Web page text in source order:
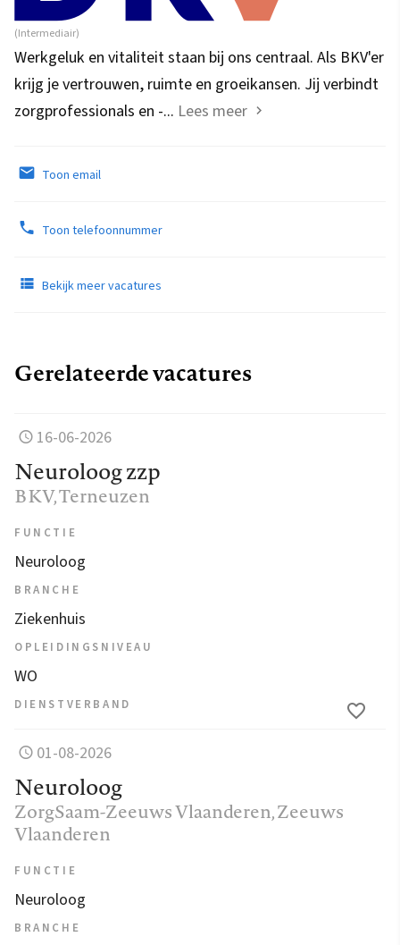
(Intermediair)
Werkgeluk en vitaliteit staan bij ons centraal. Als BKV'er
krijg je vertrouwen, ruimte en groeikansen. Jij verbindt
zorgprofessionals en -... Lees meer
Toon email
Toon telefoonnummer
Bekijk meer vacatures
Gerelateerde vacatures
16-06-2026
Neuroloog zzp
BKV, Terneuzen
FUNCTIE
Neuroloog
BRANCHE
Ziekenhuis
OPLEIDINGSNIVEAU
WO
DIENSTVERBAND
01-08-2026
Neuroloog
ZorgSaam-Zeeuws Vlaanderen, Zeeuws
Vlaanderen
FUNCTIE
Neuroloog
BRANCHE